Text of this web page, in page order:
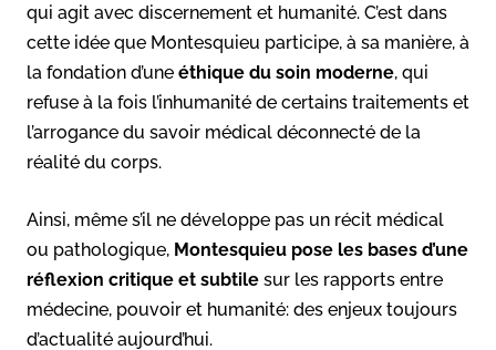
qui agit avec discernement et humanité. C’est dans
cette idée que Montesquieu participe, à sa manière, à
la fondation d’une éthique du soin moderne, qui
refuse à la fois l’inhumanité de certains traitements et
l’arrogance du savoir médical déconnecté de la
réalité du corps.
Ainsi, même s’il ne développe pas un récit médical
ou pathologique, Montesquieu pose les bases d’une
réflexion critique et subtile sur les rapports entre
médecine, pouvoir et humanité: des enjeux toujours
d’actualité aujourd’hui.